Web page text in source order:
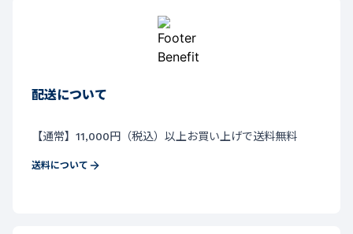
配送について
【通常】11,000円（税込）以上お買い上げで送料無料
送料について